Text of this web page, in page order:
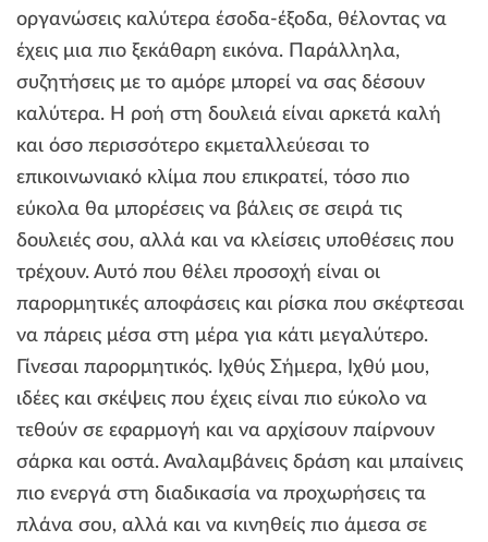
οργανώσεις καλύτερα έσοδα-έξοδα, θέλοντας να
έχεις μια πιο ξεκάθαρη εικόνα. Παράλληλα,
συζητήσεις με το αμόρε μπορεί να σας δέσουν
καλύτερα. Η ροή στη δουλειά είναι αρκετά καλή
και όσο περισσότερο εκμεταλλεύεσαι το
επικοινωνιακό κλίμα που επικρατεί, τόσο πιο
εύκολα θα μπορέσεις να βάλεις σε σειρά τις
δουλειές σου, αλλά και να κλείσεις υποθέσεις που
τρέχουν. Αυτό που θέλει προσοχή είναι οι
παρορμητικές αποφάσεις και ρίσκα που σκέφτεσαι
να πάρεις μέσα στη μέρα για κάτι μεγαλύτερο.
Γίνεσαι παρορμητικός. Ιχθύς Σήμερα, Ιχθύ μου,
ιδέες και σκέψεις που έχεις είναι πιο εύκολο να
τεθούν σε εφαρμογή και να αρχίσουν παίρνουν
σάρκα και οστά. Αναλαμβάνεις δράση και μπαίνεις
πιο ενεργά στη διαδικασία να προχωρήσεις τα
πλάνα σου, αλλά και να κινηθείς πιο άμεσα σε